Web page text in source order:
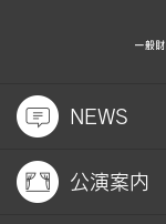
NEWS
公演案内